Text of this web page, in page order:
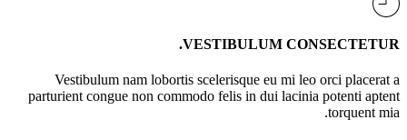
VESTIBULUM CONSECTETUR.
Vestibulum nam lobortis scelerisque eu mi leo orci placerat a
parturient congue non commodo felis in dui lacinia potenti aptent
torquent mia.